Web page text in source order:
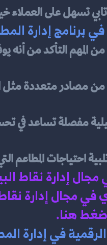
تسهل على العملاء
برنامج إدارة
المهم التأكد من أنه
مصادر متعددة مثل
مفصلة تساعد في
احتياجات المطاعم
مجال إدارة نقاط
مجال إدارة
هنا.
في إدارة